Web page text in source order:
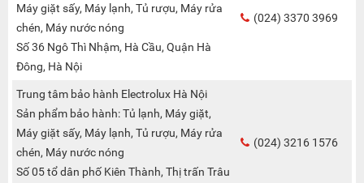
Máy giặt sấy, Máy lạnh, Tủ rượu, Máy rửa
chén, Máy nước nóng
Số 36 Ngô Thì Nhậm, Hà Cầu, Quận Hà
Đông, Hà Nội
(024) 3370 3969
Trung tâm bảo hành Electrolux Hà Nội
Sản phẩm bảo hành: Tủ lạnh, Máy giặt,
Máy giặt sấy, Máy lạnh, Tủ rượu, Máy rửa
chén, Máy nước nóng
Số 05 tổ dân phố Kiên Thành, Thị trấn Trâu
(024) 3216 1576